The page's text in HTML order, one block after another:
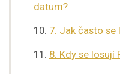
datum?
7. Jak často se
8. Kdy se losují